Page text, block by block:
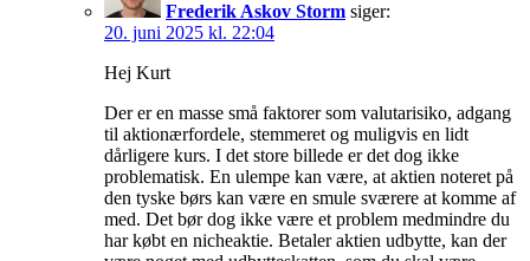
Frederik Askov Storm siger:
20. juni 2025 kl. 22:04
Hej Kurt
Der er en masse små faktorer som valutarisiko, adgang
til aktionærfordele, stemmeret og muligvis en lidt
dårligere kurs. I det store billede er det dog ikke
problematisk. En ulempe kan være, at aktien noteret på
den tyske børs kan være en smule sværere at komme af
med. Det bør dog ikke være et problem medmindre du
har købt en nicheaktie. Betaler aktien udbytte, kan der